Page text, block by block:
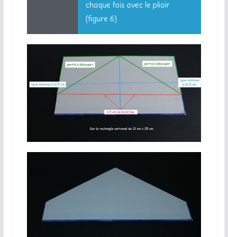
chaque fois avec le plioir
(figure 6)